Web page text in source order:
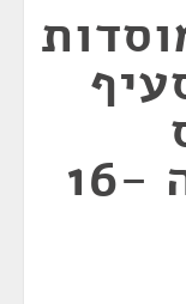
הכנסה שסימנה 16-